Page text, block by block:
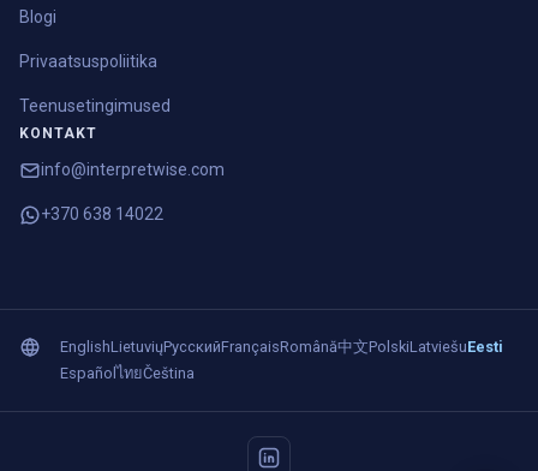
Blogi
Privaatsuspoliitika
Teenusetingimused
KONTAKT
info@interpretwise.com
+370 638 14022
EnglishLietuviųРусскийFrançaisRomână中文PolskiLatviešuEesti
EspañolไทยČeština